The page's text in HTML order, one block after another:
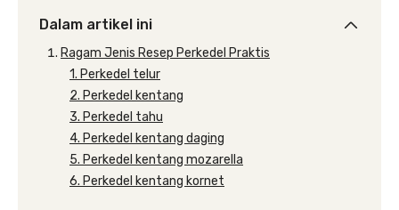
Dalam artikel ini
Ragam Jenis Resep Perkedel Praktis
1. Perkedel telur
2. Perkedel kentang
3. Perkedel tahu
4. Perkedel kentang daging
5. Perkedel kentang mozarella
6. Perkedel kentang kornet